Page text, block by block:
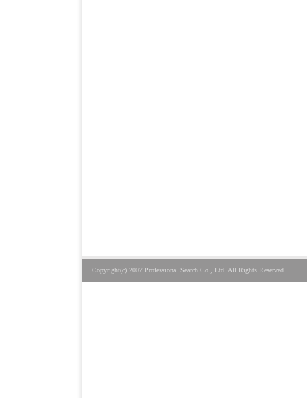
Copyright(c) 2007 Professional Search Co., Ltd. All Rights Reserved.